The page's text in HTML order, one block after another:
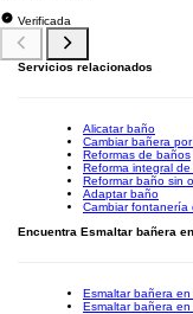
Verificada
Servicios relacionados
Alicatar baño
Cambiar bañera
Reformas de baños
Reforma integral
Reformar baño sin
Adaptar baño
Cambiar fontanería
Encuentra Esmaltar bañera
Esmaltar bañera
Esmaltar bañera